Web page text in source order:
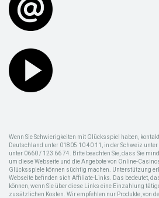
Wenn Sie Schwierigkeiten mit Glücksspiel haben,
Deutschland unter 01805 10 40 11, in der Schweiz
unter 0660 / 123 66 74. Bitte beachten Sie, dass Sie
um diese Webseite und die Angebote von Online-
Glücksspiele können süchtig machen. Unterstützung
Webseite befinden sich Affiliate-Links. Das bedeutet,
können, wenn Sie über diese Links eine Einzahlung
zusätzlichen Kosten. Wir empfehlen nur Produkte, von